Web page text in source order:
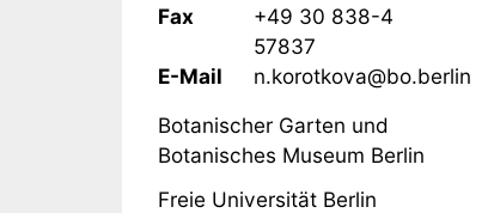
Fax
+49 30 838-4
57837
E-Mail
n.korotkova@bo.berlin
Botanischer Garten und
Botanisches Museum Berlin
Freie Universität Berlin